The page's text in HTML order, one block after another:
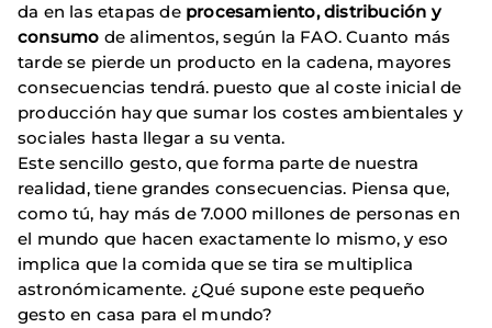
da en las etapas de procesamiento, distribución y
consumo de alimentos, según la FAO. Cuanto más
tarde se pierde un producto en la cadena, mayores
consecuencias tendrá. puesto que al coste inicial de
producción hay que sumar los costes ambientales y
sociales hasta llegar a su venta.
Este sencillo gesto, que forma parte de nuestra
realidad, tiene grandes consecuencias. Piensa que,
como tú, hay más de 7.000 millones de personas en
el mundo que hacen exactamente lo mismo, y eso
implica que la comida que se tira se multiplica
astronómicamente. ¿Qué supone este pequeño
gesto en casa para el mundo?